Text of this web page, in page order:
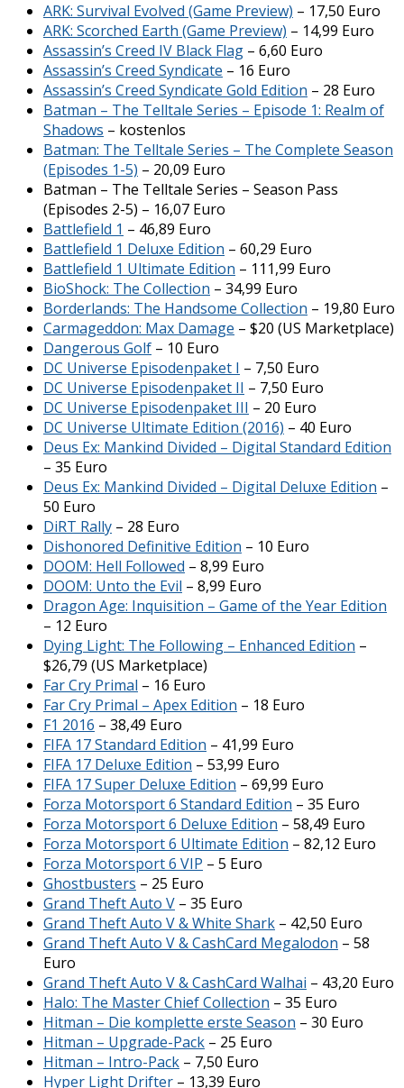
ARK: Survival Evolved (Game Preview) – 17,50 Euro
ARK: Scorched Earth (Game Preview) – 14,99 Euro
Assassin’s Creed IV Black Flag – 6,60 Euro
Assassin’s Creed Syndicate – 16 Euro
Assassin’s Creed Syndicate Gold Edition – 28 Euro
Batman – The Telltale Series – Episode 1: Realm of
Shadows – kostenlos
Batman: The Telltale Series – The Complete Season
(Episodes 1-5) – 20,09 Euro
Batman – The Telltale Series – Season Pass
(Episodes 2-5) – 16,07 Euro
Battlefield 1 – 46,89 Euro
Battlefield 1 Deluxe Edition – 60,29 Euro
Battlefield 1 Ultimate Edition – 111,99 Euro
BioShock: The Collection – 34,99 Euro
Borderlands: The Handsome Collection – 19,80 Euro
Carmageddon: Max Damage – $20 (US Marketplace)
Dangerous Golf – 10 Euro
DC Universe Episodenpaket I – 7,50 Euro
DC Universe Episodenpaket II – 7,50 Euro
DC Universe Episodenpaket III – 20 Euro
DC Universe Ultimate Edition (2016) – 40 Euro
Deus Ex: Mankind Divided – Digital Standard Edition
– 35 Euro
Deus Ex: Mankind Divided – Digital Deluxe Edition –
50 Euro
DiRT Rally – 28 Euro
Dishonored Definitive Edition – 10 Euro
DOOM: Hell Followed – 8,99 Euro
DOOM: Unto the Evil – 8,99 Euro
Dragon Age: Inquisition – Game of the Year Edition
– 12 Euro
Dying Light: The Following – Enhanced Edition –
$26,79 (US Marketplace)
Far Cry Primal – 16 Euro
Far Cry Primal – Apex Edition – 18 Euro
F1 2016 – 38,49 Euro
FIFA 17 Standard Edition – 41,99 Euro
FIFA 17 Deluxe Edition – 53,99 Euro
FIFA 17 Super Deluxe Edition – 69,99 Euro
Forza Motorsport 6 Standard Edition – 35 Euro
Forza Motorsport 6 Deluxe Edition – 58,49 Euro
Forza Motorsport 6 Ultimate Edition – 82,12 Euro
Forza Motorsport 6 VIP – 5 Euro
Ghostbusters – 25 Euro
Grand Theft Auto V – 35 Euro
Grand Theft Auto V & White Shark – 42,50 Euro
Grand Theft Auto V & CashCard Megalodon – 58
Euro
Grand Theft Auto V & CashCard Walhai – 43,20 Euro
Halo: The Master Chief Collection – 35 Euro
Hitman – Die komplette erste Season – 30 Euro
Hitman – Upgrade-Pack – 25 Euro
Hitman – Intro-Pack – 7,50 Euro
Hyper Light Drifter – 13,39 Euro